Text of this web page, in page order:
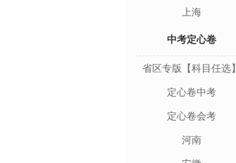
上海
中考定心卷
省区专版【科目任选】
定心卷中考
定心卷会考
河南